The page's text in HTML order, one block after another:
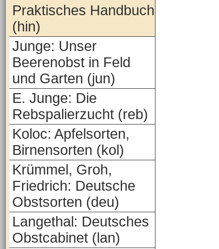
Praktisches Handbuch
(hin)
Junge: Unser
Beerenobst in Feld
und Garten (jun)
E. Junge: Die
Rebspalierzucht (reb)
Koloc: Apfelsorten,
Birnensorten (kol)
Krümmel, Groh,
Friedrich: Deutsche
Obstsorten (deu)
Langethal: Deutsches
Obstcabinet (lan)